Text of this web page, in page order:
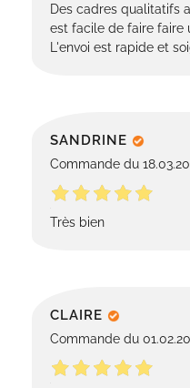
Des cadres qualitatifs
est facile de faire faire
L'envoi est rapide et
SANDRINE
Commande du
Très bien
CLAIRE
Commande du